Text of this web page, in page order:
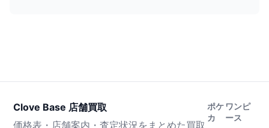
Clove Base 店舗買取
価格表・店舗案内・査定状況をまとめた買取
ポケ
カ
ワンピ
ース